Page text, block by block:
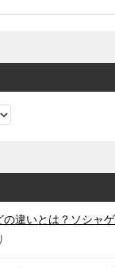
の違いとは？ソシャ